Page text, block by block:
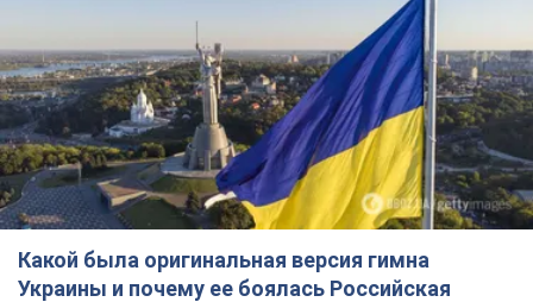
Какой была оригинальная версия гимна
Украины и почему ее боялась Российская